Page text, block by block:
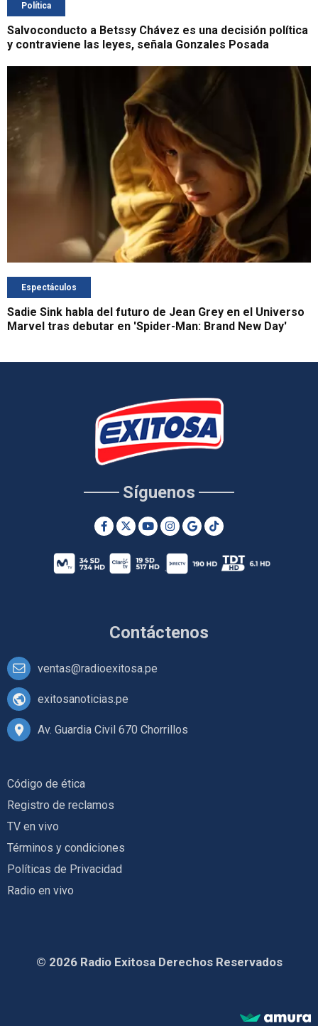
Política
Salvoconducto a Betssy Chávez es una decisión política
y contraviene las leyes, señala Gonzales Posada
Espectáculos
Sadie Sink habla del futuro de Jean Grey en el Universo
Marvel tras debutar en 'Spider-Man: Brand New Day'
Contáctenos
ventas@radioexitosa.pe
exitosanoticias.pe
Av. Guardia Civil 670 Chorrillos
Síguenos
Código de ética
Registro de reclamos
TV en vivo
Términos y condiciones
Políticas de Privacidad
Radio en vivo
© 2026 Radio Exitosa Derechos Reservados